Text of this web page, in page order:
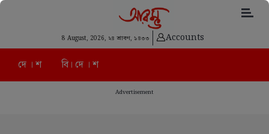
8 August, 2026, ২৪ শ্রাবণ, ১৪৩৩ Accounts
দে । শ বি। দে । শ
Advertisement